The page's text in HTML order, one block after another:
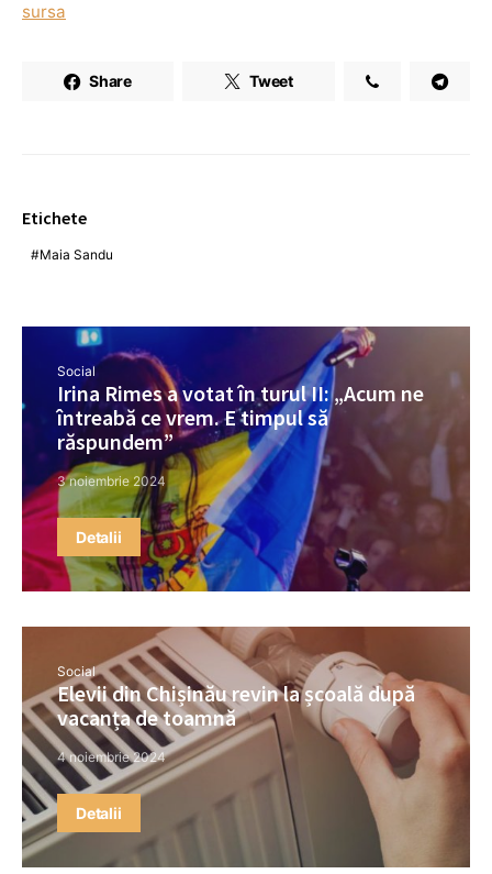
sursa
Share Tweet
Etichete
Maia Sandu
Social
Irina Rimes a votat în turul II: „Acum ne
întreabă ce vrem. E timpul să
răspundem”
3 noiembrie 2024
Detalii
Social
Elevii din Chișinău revin la școală după
vacanța de toamnă
4 noiembrie 2024
Detalii